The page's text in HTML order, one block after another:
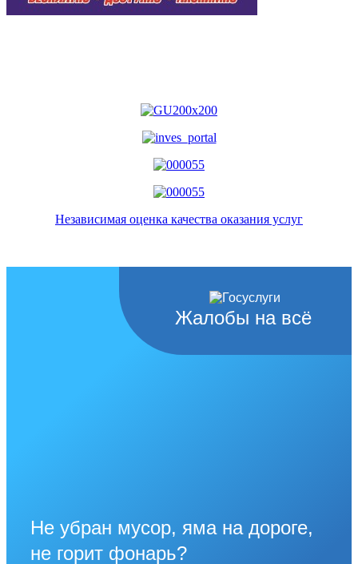
Независимая оценка качества оказания услуг
Жалобы на всё
Не убран мусор, яма на дороге,
не горит фонарь?